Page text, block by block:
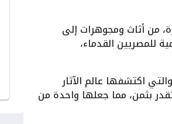
من أثاث ومجوهرات إلى
للمصريين القدماء،
اكتشفها عالم الآثار
على كنوز لا تقدر بثمن، مما جعلها واحدة من